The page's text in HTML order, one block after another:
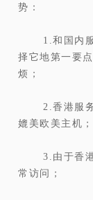
势：
1.和国内
择它地第一要
烦；
2.香港服
媲美欧美主机；
3.由于香
常访问；